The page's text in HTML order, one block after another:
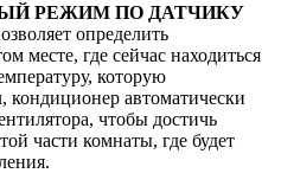
РЕЖИМ ПО ДАТЧИКУ
определить
месте, где сейчас находиться
которую
кондиционер автоматически
чтобы достичь
части комнаты, где будет